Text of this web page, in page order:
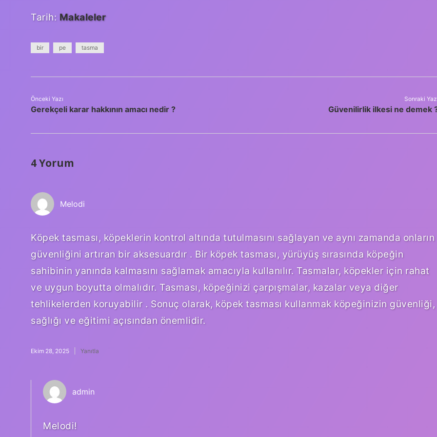
Tarih: Makaleler
bir pe tasma
Önceki Yazı
Gerekçeli karar hakkının amacı nedir ?
Sonraki
Güvenilirlik ilkesi ne demek
4 Yorum
Melodi
Köpek tasması, köpeklerin kontrol altında tutulmasını sağlayan ve aynı zamanda onların
güvenliğini artıran bir aksesuardır . Bir köpek tasması, yürüyüş sırasında köpeğin
sahibinin yanında kalmasını sağlamak amacıyla kullanılır. Tasmalar, köpekler için rahat
ve uygun boyutta olmalıdır. Tasması, köpeğinizi çarpışmalar, kazalar veya diğer
tehlikelerden koruyabilir . Sonuç olarak, köpek tasması kullanmak köpeğinizin güvenliği,
sağlığı ve eğitimi açısından önemlidir.
Ekim 28, 2025 Yanıtla
admin
Melodi!